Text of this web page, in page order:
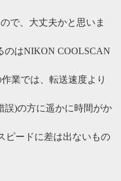
で、大丈夫かと思いま
のはNIKON COOLSCAN
業では、転送速度より
誤)の方に遥かに時間がか
ピードに差は出ないもの